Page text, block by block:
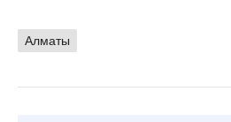
Алматы